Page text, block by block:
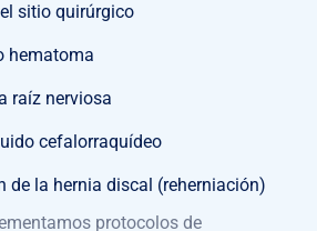
sitio quirúrgico
hematoma
raíz nerviosa
cefalorraquídeo
de la hernia discal (reherniación)
protocolos de